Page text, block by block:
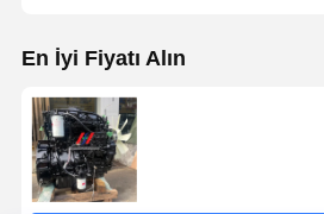
En İyi Fiyatı Alın